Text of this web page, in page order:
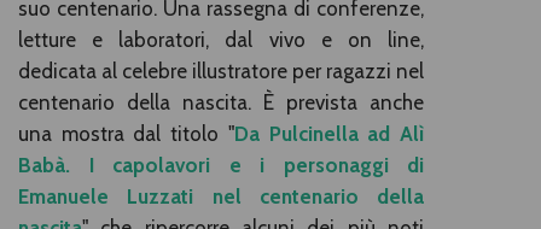
suo centenario. Una rassegna di conferenze,
letture e laboratori, dal vivo e on line,
dedicata al celebre illustratore per ragazzi nel
centenario della nascita. È prevista anche
una mostra dal titolo "Da Pulcinella ad Alì
Babà. I capolavori e i personaggi di
Emanuele Luzzati nel centenario della